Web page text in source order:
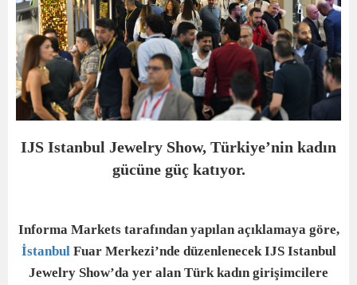
IJS Istanbul Jewelry Show, Türkiye’nin kadın
gücüne güç katıyor.
Informa Markets tarafından yapılan açıklamaya göre,
İstanbulFuar Merkezi’nde düzenlenecek IJS Istanbul
Jewelry Show’da yer alan Türk kadın girişimcilere